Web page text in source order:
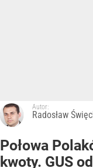
Autor:
Radosław
Połowa
kwoty. GUS